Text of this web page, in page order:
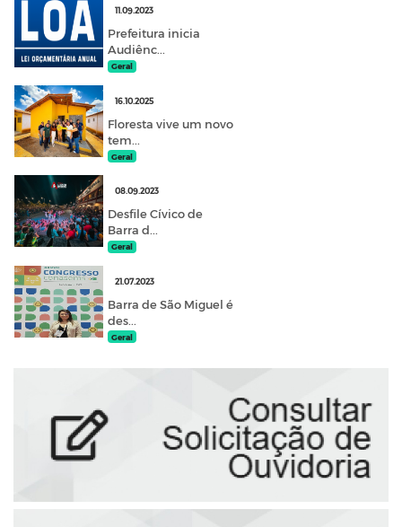
11.09.2023
Prefeitura inicia
Audiênc...
Geral
16.10.2025
Floresta vive um novo
tem...
Geral
08.09.2023
Desfile Cívico de
Barra d...
Geral
21.07.2023
Barra de São Miguel é
des...
Geral